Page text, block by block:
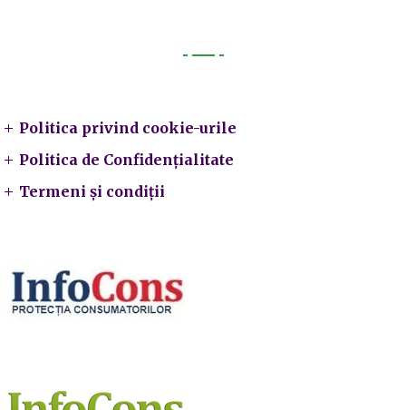
Politica privind cookie-urile
Politica de Confidențialitate
Termeni și condiții